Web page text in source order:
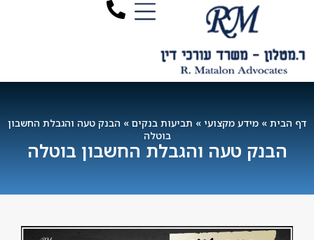
דף הבית » מידע מקצועי » תביעות בנקים » הבנק טעה והגבלת החשבון
בוטלה
הבנק טעה והגבלת החשבון בוטלה